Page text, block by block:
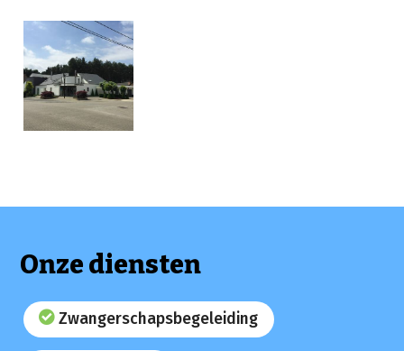
Onze diensten
Zwangerschapsbegeleiding